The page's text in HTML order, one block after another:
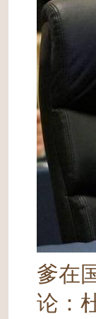
爹在
论：